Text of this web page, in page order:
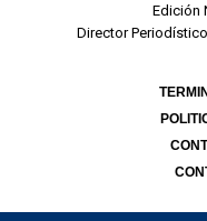
Edición
Director